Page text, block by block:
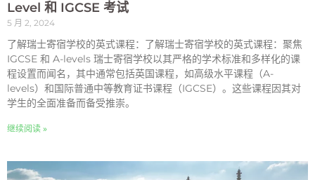
Level 和 IGCSE 考试
5 月 2, 2024
了解瑞士寄宿学校的英式课程：了解瑞士寄宿学校的英式课程：聚焦
IGCSE 和 A-levels 瑞士寄宿学校以其严格的学术标准和多样化的课
程设置而闻名，其中通常包括英国课程，如高级水平课程（A-
levels）和国际普通中等教育证书课程（IGCSE）。这些课程因其对
学生的全面准备而备受推崇。
继续阅读 »